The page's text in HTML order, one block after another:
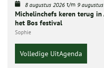
8 augustus 2026 t/m 9
Michelinchefs keren terug in
het Bos festival
Sophie
Volledige UitAgenda